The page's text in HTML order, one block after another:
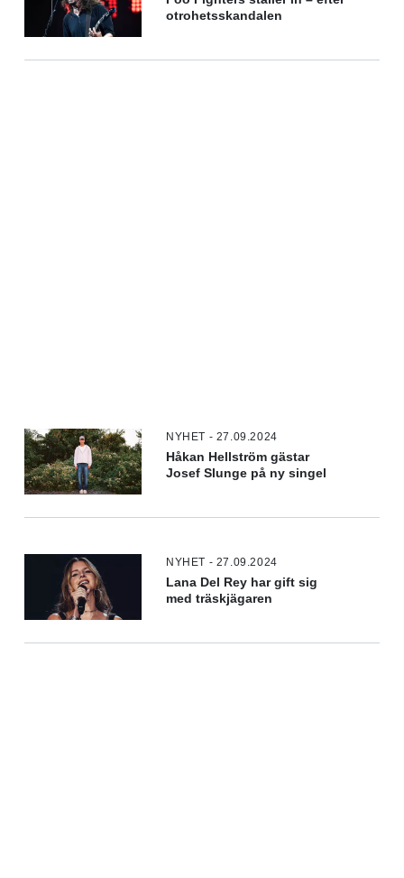
otrohetsskandalen
NYHET - 27.09.2024
Håkan Hellström gästar
Josef Slunge på ny singel
NYHET - 27.09.2024
Lana Del Rey har gift sig
med träskjägaren